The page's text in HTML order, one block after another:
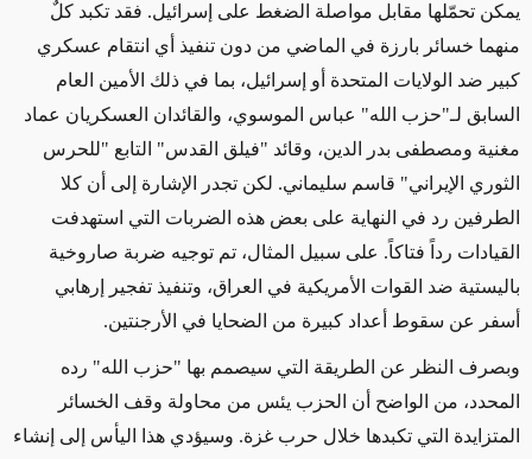
يمكن تحمّلها مقابل مواصلة الضغط على إسرائيل. فقد تكبد كلٌ
منهما خسائر بارزة في الماضي من دون تنفيذ أي انتقام عسكري
كبير ضد الولايات المتحدة أو إسرائيل، بما في ذلك الأمين العام
السابق لـ"حزب الله" عباس الموسوي، والقائدان العسكريان عماد
مغنية ومصطفى بدر الدين، وقائد "فيلق القدس" التابع "للحرس
الثوري الإيراني" قاسم سليماني. لكن تجدر الإشارة إلى أن كلا
الطرفين رد في النهاية على بعض هذه الضربات التي استهدفت
القيادات رداً فتاكاً. على سبيل المثال، تم توجيه ضربة صاروخية
باليستية ضد القوات الأمريكية في العراق، وتنفيذ تفجير إرهابي
أسفر عن سقوط أعداد كبيرة من الضحايا في الأرجنتين.
وبصرف النظر عن الطريقة التي سيصمم بها "حزب الله" رده
المحدد، من الواضح أن الحزب يئس من محاولة وقف الخسائر
المتزايدة التي تكبدها خلال حرب غزة. وسيؤدي هذا اليأس إلى إنشاء